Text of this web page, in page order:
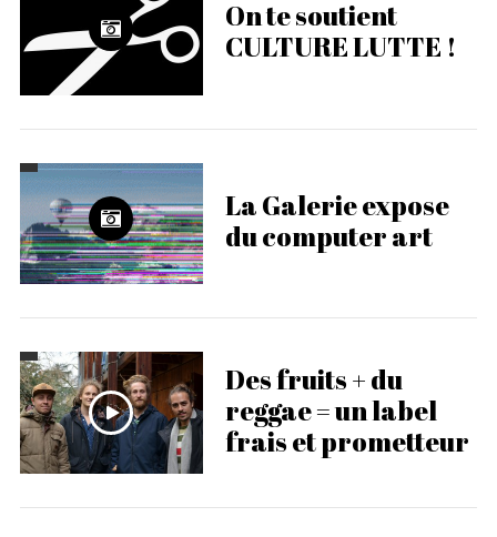
On te soutient
CULTURE LUTTE !
La Galerie expose
du computer art
Des fruits + du
reggae = un label
frais et prometteur